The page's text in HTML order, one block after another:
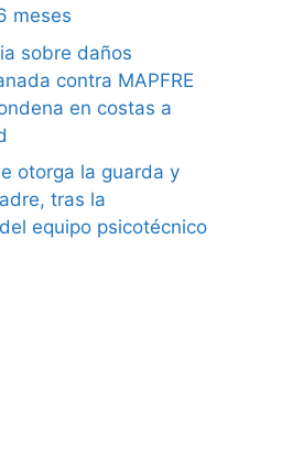
meses
sobre daños
contra MAPFRE
en costas a
otorga la guarda y
tras la
equipo psicotécnico